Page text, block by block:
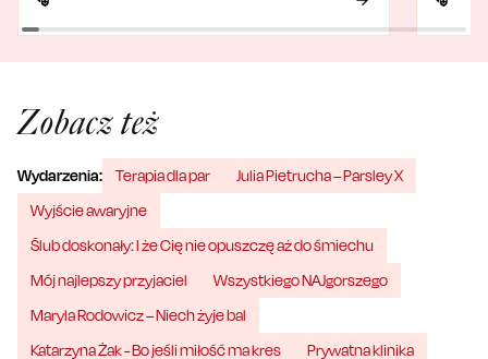
Zobacz też
Wydarzenia: Terapia dla par
Julia Pietrucha – Parsley X
Wyjście awaryjne
Ślub doskonały: I że Cię nie opuszczę aż do śmiechu
Mój najlepszy przyjaciel
Wszystkiego NAJgorszego
Maryla Rodowicz – Niech żyje bal
Katarzyna Żak - Bo jeśli miłość ma kres
Prywatna klinika